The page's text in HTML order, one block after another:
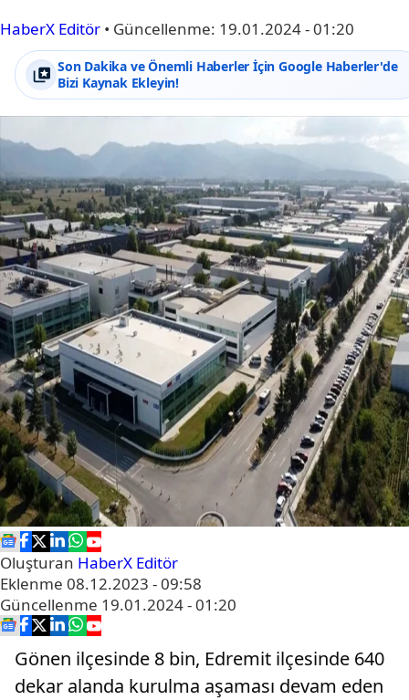
HaberX Editör • Güncellenme: 19.01.2024 - 01:20
Son Dakika ve Önemli Haberler İçin Google Haberler'de
Bizi Kaynak Ekleyin!
Oluşturan HaberX Editör
Eklenme 08.12.2023 - 09:58
Güncellenme 19.01.2024 - 01:20
Gönen ilçesinde 8 bin, Edremit ilçesinde 640
dekar alanda kurulma aşaması devam eden